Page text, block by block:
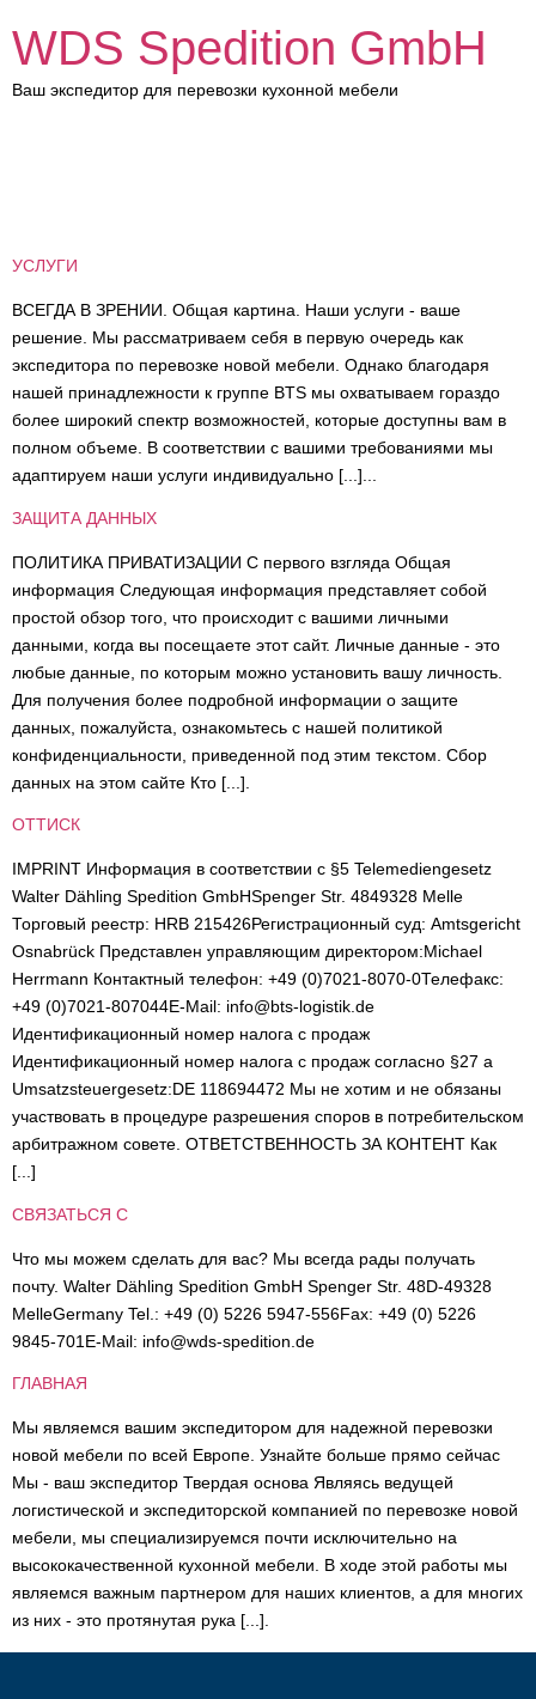
WDS Spedition GmbH
Ваш экспедитор для перевозки кухонной мебели
УСЛУГИ
ВСЕГДА В ЗРЕНИИ. Общая картина. Наши услуги - ваше
решение. Мы рассматриваем себя в первую очередь как
экспедитора по перевозке новой мебели. Однако благодаря
нашей принадлежности к группе BTS мы охватываем гораздо
более широкий спектр возможностей, которые доступны вам в
полном объеме. В соответствии с вашими требованиями мы
адаптируем наши услуги индивидуально [...]...
ЗАЩИТА ДАННЫХ
ПОЛИТИКА ПРИВАТИЗАЦИИ С первого взгляда Общая
информация Следующая информация представляет собой
простой обзор того, что происходит с вашими личными
данными, когда вы посещаете этот сайт. Личные данные - это
любые данные, по которым можно установить вашу личность.
Для получения более подробной информации о защите
данных, пожалуйста, ознакомьтесь с нашей политикой
конфиденциальности, приведенной под этим текстом. Сбор
данных на этом сайте Кто [...].
ОТТИСК
IMPRINT Информация в соответствии с §5 Telemediengesetz
Walter Dähling Spedition GmbHSpenger Str. 4849328 Melle
Торговый реестр: HRB 215426Регистрационный суд: Amtsgericht
Osnabrück Представлен управляющим директором:Michael
Herrmann Контактный телефон: +49 (0)7021-8070-0Телефакс:
+49 (0)7021-807044E-Mail: info@bts-logistik.de
Идентификационный номер налога с продаж
Идентификационный номер налога с продаж согласно §27 a
Umsatzsteuergesetz:DE 118694472 Мы не хотим и не обязаны
участвовать в процедуре разрешения споров в потребительском
арбитражном совете. ОТВЕТСТВЕННОСТЬ ЗА КОНТЕНТ Как
[...]
СВЯЗАТЬСЯ С
Что мы можем сделать для вас? Мы всегда рады получать
почту. Walter Dähling Spedition GmbH Spenger Str. 48D-49328
MelleGermany Tel.: +49 (0) 5226 5947-556Fax: +49 (0) 5226
9845-701E-Mail: info@wds-spedition.de
ГЛАВНАЯ
Мы являемся вашим экспедитором для надежной перевозки
новой мебели по всей Европе. Узнайте больше прямо сейчас
Мы - ваш экспедитор Твердая основа Являясь ведущей
логистической и экспедиторской компанией по перевозке новой
мебели, мы специализируемся почти исключительно на
высококачественной кухонной мебели. В ходе этой работы мы
являемся важным партнером для наших клиентов, а для многих
из них - это протянутая рука [...].